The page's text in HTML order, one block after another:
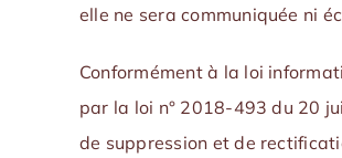
elle ne sera communiquée ni
Conformément à la loi
par la loi n° 2018-493 du 20
de suppression et de